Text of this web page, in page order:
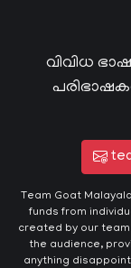
വിവിധ
Team Goat
funds from
created by our
the audience,
anything